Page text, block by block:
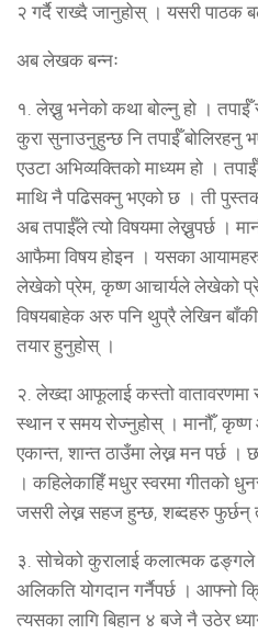
२ गर्दै राख्दै जानुहोस् । यसरी पाठक
अब लेखक बन्नः
१. लेख्नु भनेको कथा बोल्नु हो । तपाईँ
कुरा सुनाउनुहुन्छ नि तपाईँ बोलिरहनु
एउटा अभिव्यक्तिको माध्यम हो ।
माथि नै पढिसक्नु भएको छ । ती
अब तपाईँले त्यो विषयमा लेख्नुपर्छ ।
आफैमा विषय होइन । यसका
लेखेको प्रेम, कृष्ण आचार्यले लेखेको
विषयबाहेक अरु पनि थुप्रै लेखिन
तयार हुनुहोस् ।
२. लेख्दा आफूलाई कस्तो
स्थान र समय रोज्नुहोस् । मानौँ,
एकान्त, शान्त ठाउँमा लेख्न मन पर्छ ।
। कहिलेकाहिँ मधुर स्वरमा गीतको
जसरी लेख्न सहज हुन्छ, शब्दहरु फुर्छन्
३. सोचेको कुरालाई कलात्मक
अलिकति योगदान गर्नैपर्छ । आफ्नो
त्यसका लागि बिहान ४ बजे नै उठेर